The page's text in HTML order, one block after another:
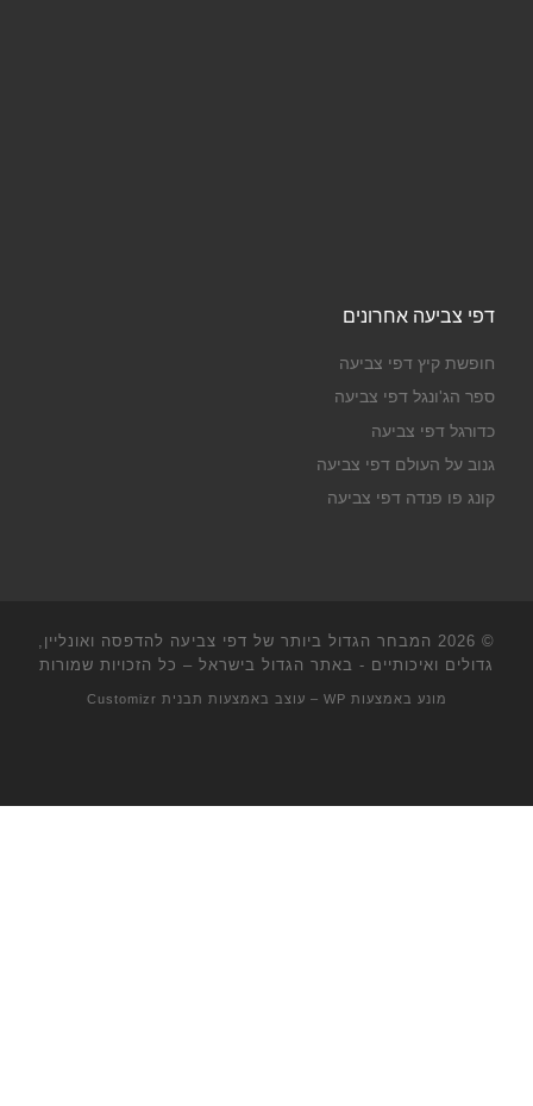
דפי צביעה אחרונים
חופשת קיץ דפי צביעה
ספר הג'ונגל דפי צביעה
כדורגל דפי צביעה
גנוב על העולם דפי צביעה
קונג פו פנדה דפי צביעה
© 2026
המבחר הגדול ביותר של דפי צביעה להדפסה ואונליין,
גדולים ואיכותיים - באתר הגדול בישראל – כל הזכויות שמורות
מונע באמצעות WP – עוצב באמצעות תבנית Customizr